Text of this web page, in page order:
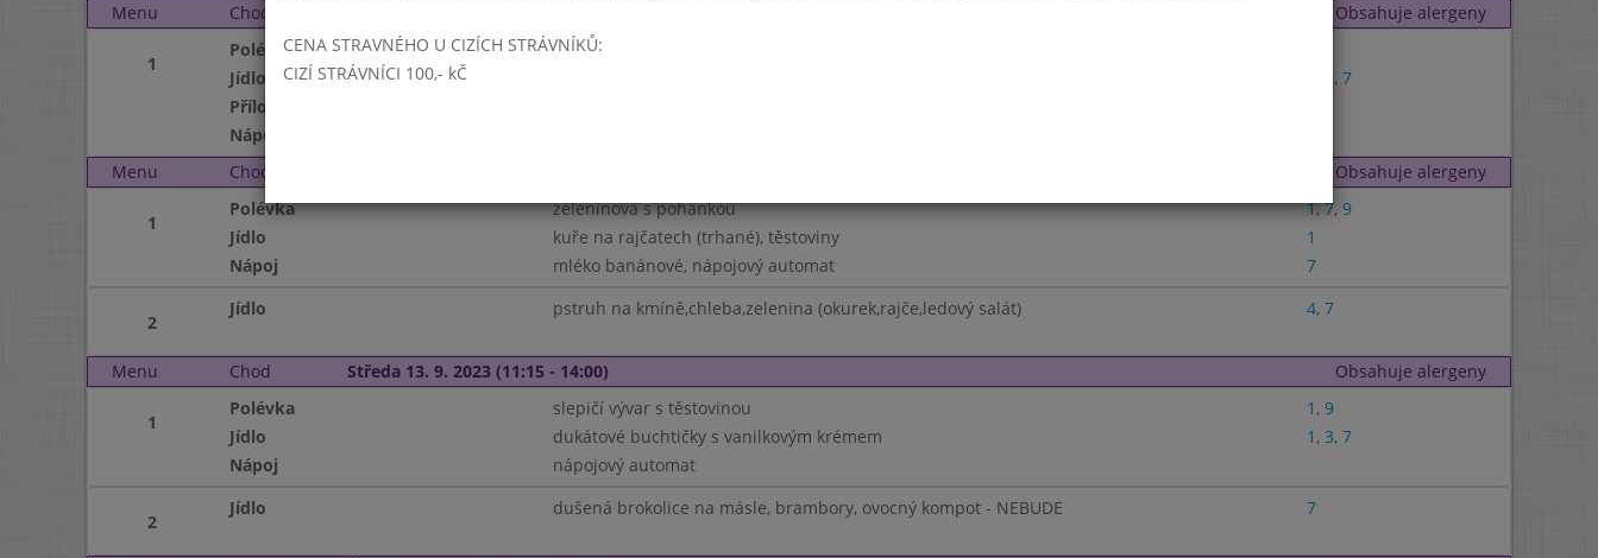
Menu
Chod Obsahuje alergeny
1
Polévka čočková
Jídlo
, 7
Příloha
Nápoj
Menu
Chod Obsahuje alergeny
1
Polévka zeleninová s pohankou 1,7, 9
Jídlo
kuře na rajčatech (trhané), těstoviny
1
Nápoj
mléko banánové, nápojový automat 7
2
Jídlo pstruh na kmíně,chleba,zelenina (okurek,rajče,ledový salát) 4, 7
Menu Chod Středa 13. 9. 2023 (11:15 - 14:00) Obsahuje alergeny
1
Polévka slepičí vývar s těstovinou 1 , 9
Jídlo
dukátové buchtičky s vanilkovým krémem 1 , 3, 7
Nápoj
nápojový automat
2
Jídlo dušená brokolice na másle, brambory, ovocný kompot - NEBUDE 7
CENA STRAVNÉHO U CIZÍCH STRÁVNÍKŮ:
CIZÍ STRÁVNÍCI 100,- kČ